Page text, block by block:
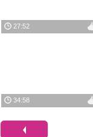
27:52
34:58